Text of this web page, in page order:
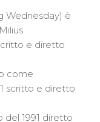
Wednesday) è
e diretto
come
scritto e diretto
del 1991 diretto